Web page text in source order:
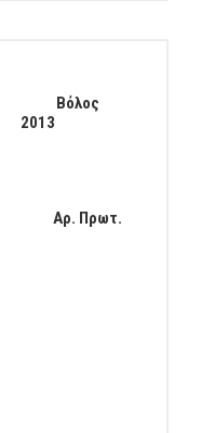
Βόλος
2013
Αρ. Πρωτ.